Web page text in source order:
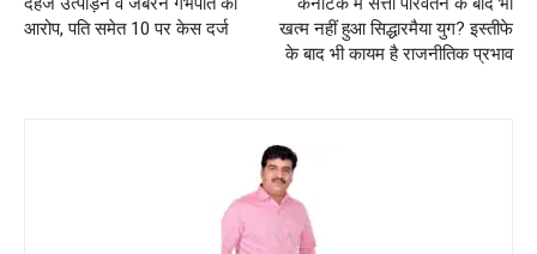
आरोप, पति समेत 10 पर केस दर्ज
खत्म नहीं हुआ सिद्धारमैया युग? इस्तीफे
के बाद भी कायम है राजनीतिक प्रभाव